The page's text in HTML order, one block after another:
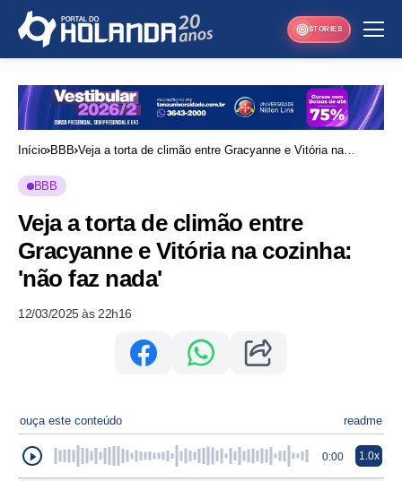
STORIES
Início BBB Veja a torta de climão entre Gracyanne e Vitória na
BBB
Veja a torta de climão entre
Gracyanne e Vitória na cozinha:
'não faz nada'
12/03/2025 às 22h16
ouça este conteúdo readme
0:00 1.0x